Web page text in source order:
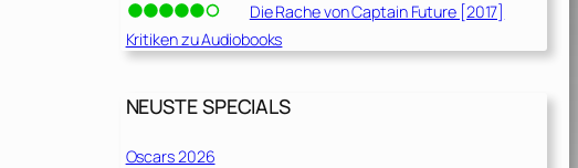
Die Rache von Captain Future [2017]
Kritiken zu Audiobooks
NEUSTE SPECIALS
Oscars 2026